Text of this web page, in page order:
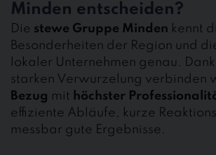
Minden entscheiden?
Die stewe Gruppe Minden kennt
Besonderheiten der Region und
lokaler Unternehmen genau.
starken Verwurzelung verbinden
Bezug mit höchster
effiziente Abläufe, kurze
messbar gute Ergebnisse.